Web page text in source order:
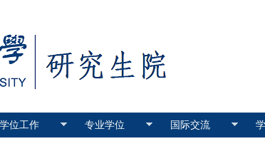
学位工作 专业学位 国际交流